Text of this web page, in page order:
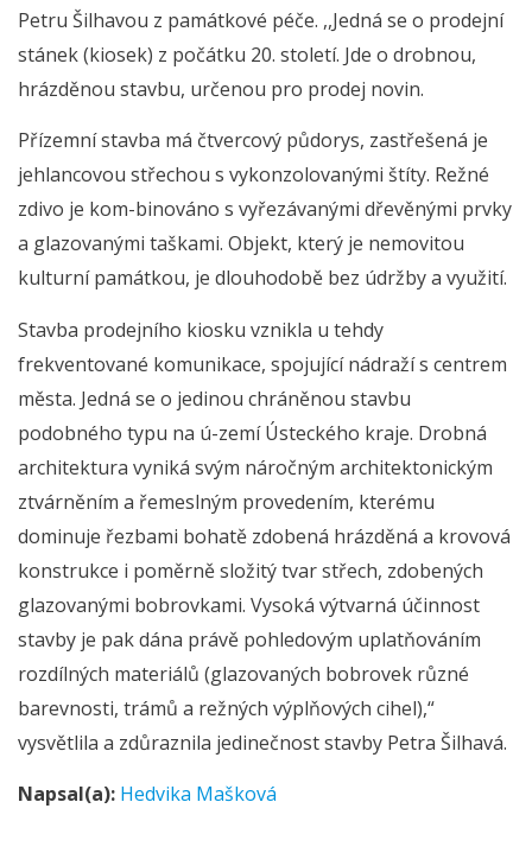
Petru Šilhavou z památkové péče. ,,Jedná se o prodejní
stánek (kiosek) z počátku 20. století. Jde o drobnou,
hrázděnou stavbu, určenou pro prodej novin.
Přízemní stavba má čtvercový půdorys, zastřešená je
jehlancovou střechou s vykonzolovanými štíty. Režné
zdivo je kom-binováno s vyřezávanými dřevěnými prvky
a glazovanými taškami. Objekt, který je nemovitou
kulturní památkou, je dlouhodobě bez údržby a využití.
Stavba prodejního kiosku vznikla u tehdy
frekventované komunikace, spojující nádraží s centrem
města. Jedná se o jedinou chráněnou stavbu
podobného typu na ú-zemí Ústeckého kraje. Drobná
architektura vyniká svým náročným architektonickým
ztvárněním a řemeslným provedením, kterému
dominuje řezbami bohatě zdobená hrázděná a krovová
konstrukce i poměrně složitý tvar střech, zdobených
glazovanými bobrovkami. Vysoká výtvarná účinnost
stavby je pak dána právě pohledovým uplatňováním
rozdílných materiálů (glazovaných bobrovek různé
barevnosti, trámů a režných výplňových cihel),“
vysvětlila a zdůraznila jedinečnost stavby Petra Šilhavá.
Napsal(a): Hedvika Mašková